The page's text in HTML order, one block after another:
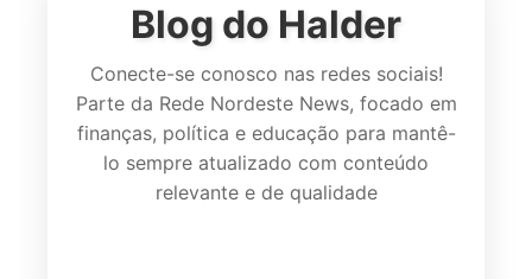
Blog do Halder
Conecte-se conosco nas redes sociais!
Parte da Rede Nordeste News, focado em
finanças, política e educação para mantê-
lo sempre atualizado com conteúdo
relevante e de qualidade